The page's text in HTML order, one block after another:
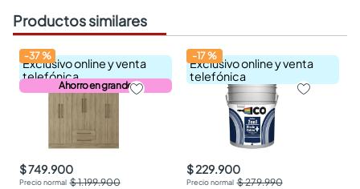
Productos similares
Exclusivo online y venta
telefónica
Ahorro en grande
-37%
$ 749.900
$ 1.199.900
Exclusivo online y venta
telefónica
-17%
$ 229.900
$ 279.990